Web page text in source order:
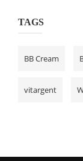
TAGS
BB Cream
vitargent